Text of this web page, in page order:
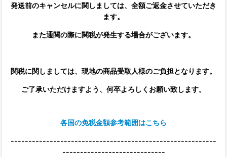
発送前のキャンセルに関しましては、全額ご返金させていただき
ます。
また通関の際に関税が発生する場合がございます。
関税に関しましては、現地の商品受取人様のご負担となります。
ご了承いただけますよう、何卒よろしくお願い致します。
各国の免税金額参考範囲はこちら
----------------------------------------------------------
-----------------------------